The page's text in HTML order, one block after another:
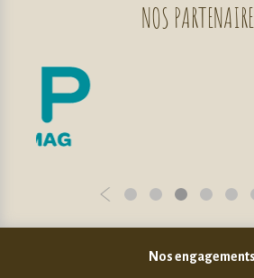
NOS
Nos engagements